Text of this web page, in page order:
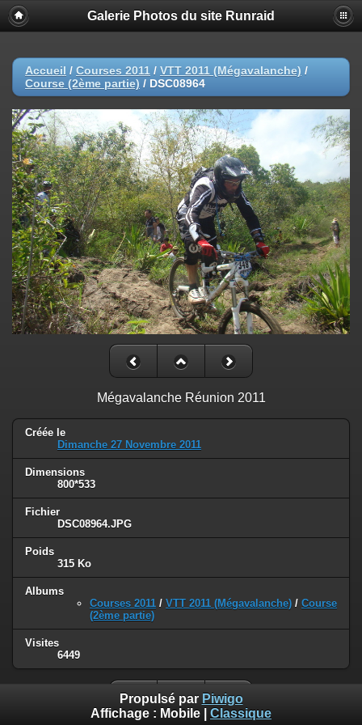
Galerie Photos du site Runraid
Accueil / Courses 2011 / VTT 2011 (Mégavalanche) /
Course (2ème partie) / DSC08964
Mégavalanche Réunion 2011
Créée le
Dimanche 27 Novembre 2011
Dimensions
800*533
Fichier
DSC08964.JPG
Poids
315 Ko
Albums
Courses 2011 / VTT 2011 (Mégavalanche) / Course
(2ème partie)
Visites
6449
Propulsé par Piwigo
Affichage : Mobile Classique